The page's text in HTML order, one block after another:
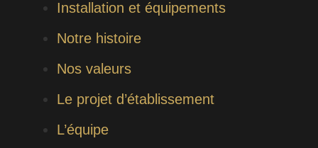
arrive à suivre
Installation et équipements
Notre histoire
Nos valeurs
Le projet d’établissement
L’équipe